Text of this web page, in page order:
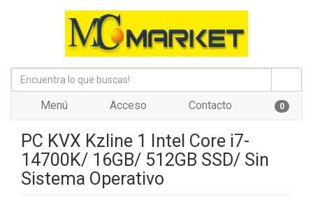
Menú Acceso Contacto 0
PC KVX Kzline 1 Intel Core i7-
14700K/ 16GB/ 512GB SSD/ Sin
Sistema Operativo